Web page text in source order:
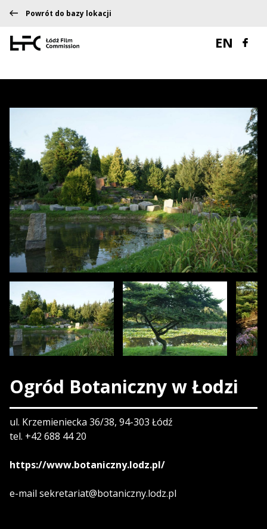
Powrót do bazy lokacji
EN
Ogród Botaniczny w Łodzi
ul. Krzemieniecka 36/38, 94-303 Łódź
tel. +42 688 44 20
https://www.botaniczny.lodz.pl/
e-mail sekretariat@botaniczny.lodz.pl